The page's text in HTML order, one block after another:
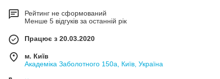
Рейтинг не сформований
Менше 5 відгуків за останній рік
Працює з 20.03.2020
м. Київ
Академіка Заболотного 150а, Київ, Україна